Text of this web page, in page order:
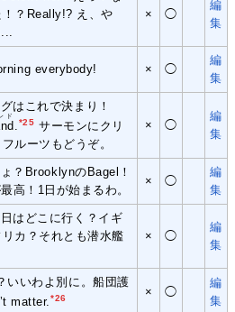
？Really!? え、や
× ◯
編
集
everybody! × ◯
編
集
はこれで決まり！
ド
*25 サーモンにクリ
ルーツもどうぞ。
× ◯
編
集
？BrooklynのBagel！
高！1日が始まるわ。
× ◯
編
集
はどこに行く？イギ
カ？それとも潜水艦
× ◯
編
集
いいわよ別に。船団護
matter.*26 × ◯
編
集